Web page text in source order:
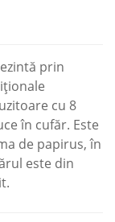
prin
cu 8
în cufăr. Este
de papirus, în
este din